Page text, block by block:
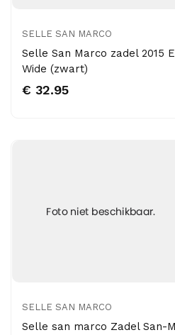
SELLE SAN MARCO
Selle San Marco zadel 2015
Wide (zwart)
€ 32.95
SELLE SAN MARCO
Selle san marco Zadel San-